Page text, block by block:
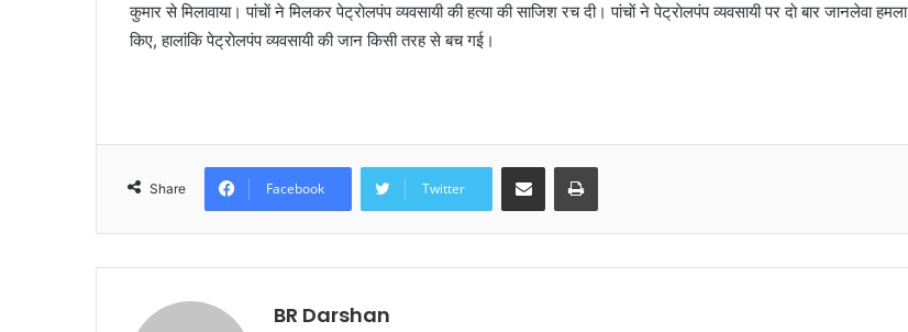
कुमार से मिलावाया। पांचाें ने मिलकर पेट्राेलपंप व्यवसायी की हत्या की साजिश रच दी। पांचाें ने पेट्राेलपंप व्यवसायी पर दाे बार जानलेवा हमला
किए, हालांकि पेट्राेलपंप व्यवसायी की जान किसी तरह से बच गई।
Share Facebook Twitter
BR Darshan